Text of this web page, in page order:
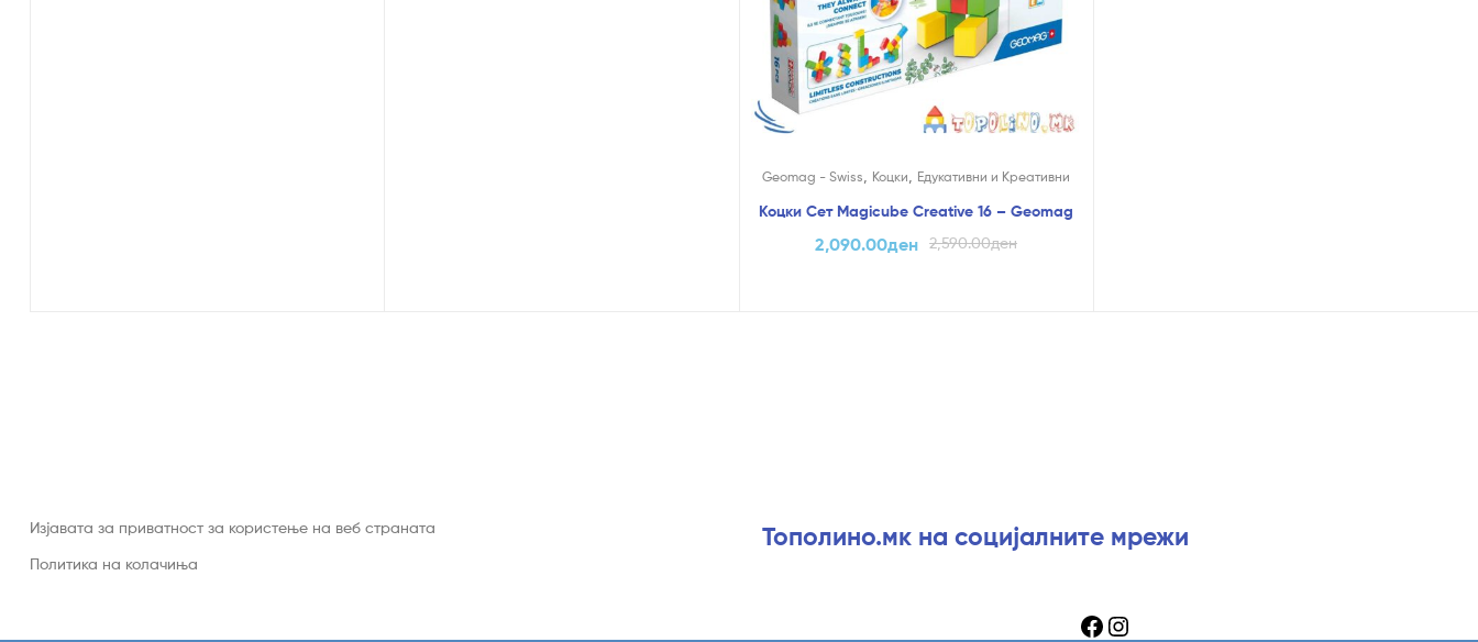
Geomag - Swiss Коцки Едукативни и Креативни
Коцки Сет Magicube Creative 16 – Geomag
2,590.00ден
2,090.00ден
Изјавата за приватност за користење на веб страната
Политика на колачиња
Тополино.мк на социјалните мрежи